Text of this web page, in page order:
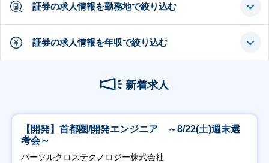
証券の求人情報を勤務地で絞り込む
証券の求人情報を年収で絞り込む
新着求人
【開発】首都圏/開発エンジニア ～8/22(土)週末選
考会～
パーソルクロステクノロジー株式会社